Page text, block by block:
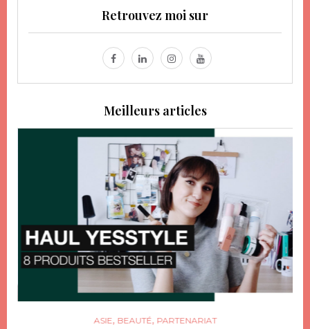
Retrouvez moi sur
Meilleurs articles
ASIE, BEAUTÉ, PARTENARIAT